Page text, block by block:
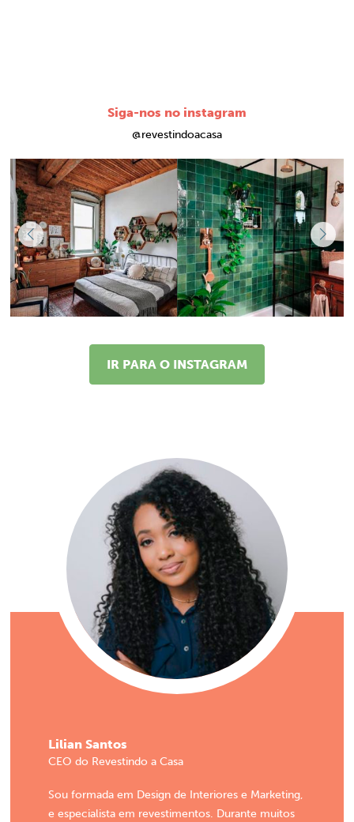
Siga-nos no instagram
@revestindoacasa
IR PARA O INSTAGRAM
Lilian Santos
CEO do Revestindo a Casa
Sou formada em Design de Interiores e Marketing,
e especialista em revestimentos. Durante muitos